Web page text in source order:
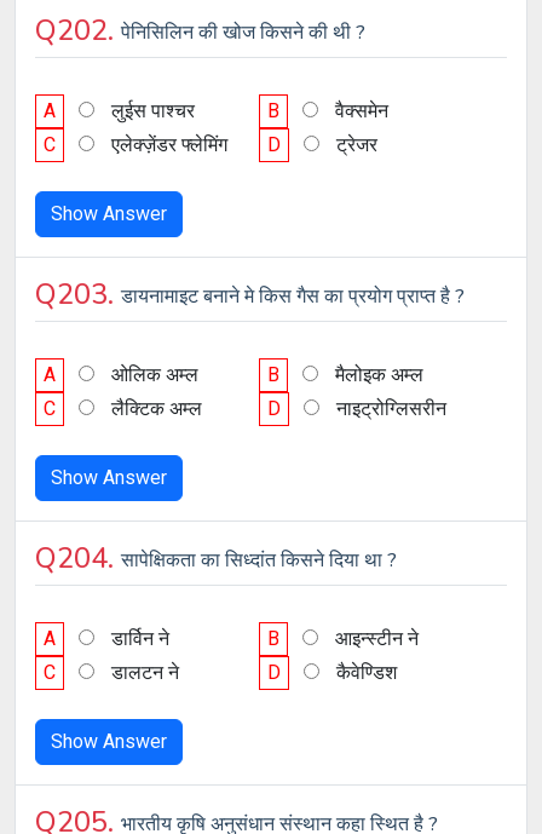
Q202.पेनिसिलिन की खोज किसने की थी ?
A लुईस पाश्चर B
वैक्समेन
C
एलेक्ज़ेंडर फ्लेमिंग D ट्रेजर
Show Answer
Q203.डायनामाइट बनाने मे किस गैस का प्रयोग प्राप्त है ?
A ओलिक अम्ल B
मैलोइक अम्ल
C
लैक्टिक अम्ल D नाइट्रोग्लिसरीन
Show Answer
Q204.सापेक्षिकता का सिध्दांत किसने दिया था ?
A डार्विन ने B
आइन्स्टीन ने
C
डालटन ने D कैवेण्डिश
Show Answer
Q205. भारतीय कृषि अनुसंधान संस्थान कहा स्थित है ?